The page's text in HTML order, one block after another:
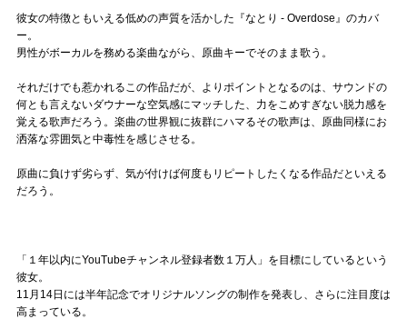
彼女の特徴ともいえる低めの声質を活かした『なとり - Overdose』のカバ
ー。
男性がボーカルを務める楽曲ながら、原曲キーでそのまま歌う。
それだけでも惹かれるこの作品だが、よりポイントとなるのは、サウンドの
何とも言えないダウナーな空気感にマッチした、力をこめすぎない脱力感を
覚える歌声だろう。楽曲の世界観に抜群にハマるその歌声は、原曲同様にお
洒落な雰囲気と中毒性を感じさせる。
原曲に負けず劣らず、気が付けば何度もリピートしたくなる作品だといえる
だろう。
「１年以内にYouTubeチャンネル登録者数１万人」を目標にしているという
彼女。
11月14日には半年記念でオリジナルソングの制作を発表し、さらに注目度は
高まっている。